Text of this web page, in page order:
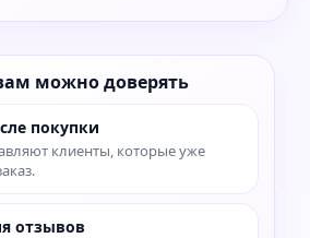
можно доверять
покупки
клиенты, которые уже
отзывов